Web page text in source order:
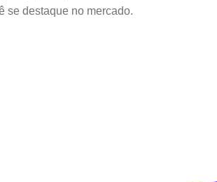
se destaque no mercado.